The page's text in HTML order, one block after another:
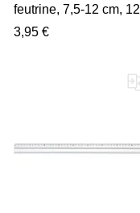
feutrine, 7,5-12 cm, 12
pièces
3,95 €